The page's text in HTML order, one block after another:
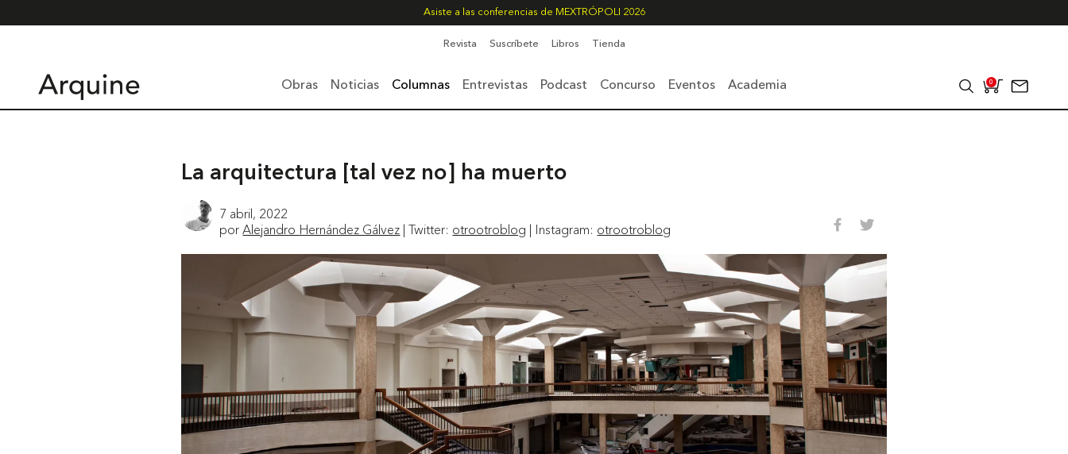
Asiste a las conferencias de MEXTRÓPOLI 2026
Revista Suscríbete Libros Tienda
Obras Noticias Columnas Entrevistas Podcast Concurso Eventos Academia 0
La arquitectura [tal vez no] ha muerto
7 abril, 2022
porAlejandro Hernández Gálvez | Twitter: otrootroblog | Instagram: otrootroblog